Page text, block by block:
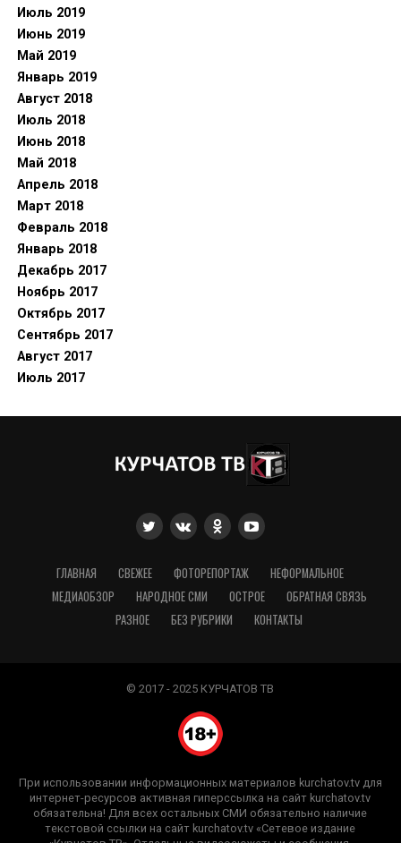
Июль 2019
Июнь 2019
Май 2019
Январь 2019
Август 2018
Июль 2018
Июнь 2018
Май 2018
Апрель 2018
Март 2018
Февраль 2018
Январь 2018
Декабрь 2017
Ноябрь 2017
Октябрь 2017
Сентябрь 2017
Август 2017
Июль 2017
ГЛАВНАЯ СВЕЖЕЕ ФОТОРЕПОРТАЖ
НЕФОРМАЛЬНОЕ
МЕДИАОБЗОР
НАРОДНОЕ СМИ ОСТРОЕ
ОБРАТНАЯ СВЯЗЬ
РАЗНОЕ
БЕЗ РУБРИКИ КОНТАКТЫ
© 2017 - 2025 КУРЧАТОВ ТВ
При использовании информационных материалов kurchatov.tv для
интернет-ресурсов активная гиперссылка на сайт kurchatov.tv
обязательна! Для всех остальных СМИ обязательно наличие
текстовой ссылки на сайт kurchatov.tv «Сетевое издание